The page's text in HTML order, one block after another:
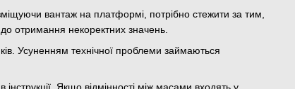
вантаж на платформі, потрібно стежити за тим,
отримання некоректних значень.
Усуненням технічної проблеми займаються